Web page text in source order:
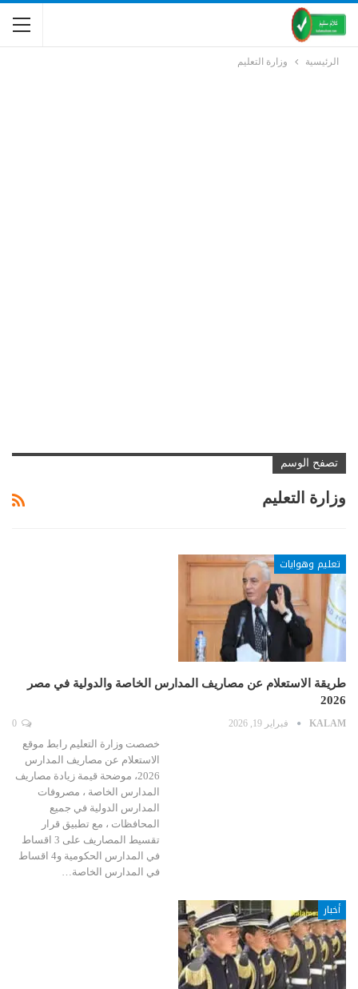
الرئيسية وزارة التعليم
تصفح الوسم
وزارة التعليم
تعليم وهوايات
طريقة الاستعلام عن مصاريف المدارس الخاصة والدولية في مصر
2026
KALAM فبراير 19, 2026
خصصت وزارة التعليم رابط موقع
الاستعلام عن مصاريف المدارس
2026، موضحة قيمة زيادة مصاريف
المدارس الخاصة ، مصروفات
المدارس الدولية في جميع
المحافظات ، مع تطبيق قرار
تقسيط المصاريف على 3 اقساط
في المدارس الحكومية و4 اقساط
في المدارس الخاصة…
أخبار